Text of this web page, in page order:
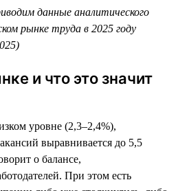
данные аналитического
рынке труда в 2025 году
и что это значит
уровне (2,3–2,4%),
выравнивается до 5,5
о балансе,
При этом есть